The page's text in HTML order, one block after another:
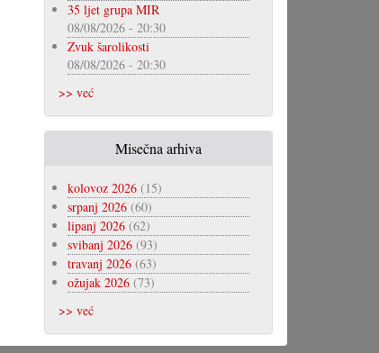
35 ljet grupa MIR
08/08/2026 - 20:30
Zvuk šarolikosti
08/08/2026 - 20:30
>> već
Misečna arhiva
kolovoz 2026(15)
srpanj 2026(60)
lipanj 2026(62)
svibanj 2026(93)
travanj 2026(63)
ožujak 2026(73)
>> već